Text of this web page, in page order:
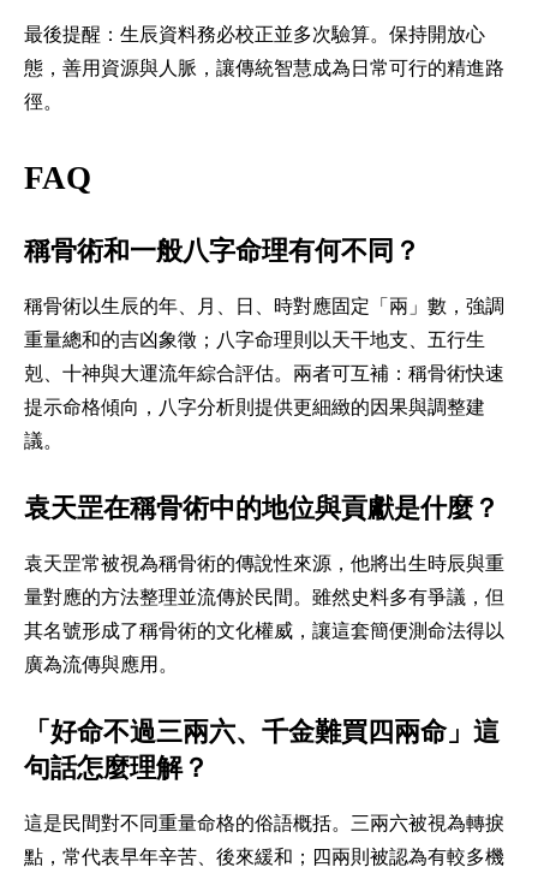
最後提醒：生辰資料務必校正並多次驗算。保持開放心
態，善用資源與人脈，讓傳統智慧成為日常可行的精進路
徑。
FAQ
稱骨術和一般八字命理有何不同？
稱骨術以生辰的年、月、日、時對應固定「兩」數，強調
重量總和的吉凶象徵；八字命理則以天干地支、五行生
剋、十神與大運流年綜合評估。兩者可互補：稱骨術快速
提示命格傾向，八字分析則提供更細緻的因果與調整建
議。
袁天罡在稱骨術中的地位與貢獻是什麼？
袁天罡常被視為稱骨術的傳說性來源，他將出生時辰與重
量對應的方法整理並流傳於民間。雖然史料多有爭議，但
其名號形成了稱骨術的文化權威，讓這套簡便測命法得以
廣為流傳與應用。
「好命不過三兩六、千金難買四兩命」這
句話怎麼理解？
這是民間對不同重量命格的俗語概括。三兩六被視為轉捩
點，常代表早年辛苦、後來緩和；四兩則被認為有較多機